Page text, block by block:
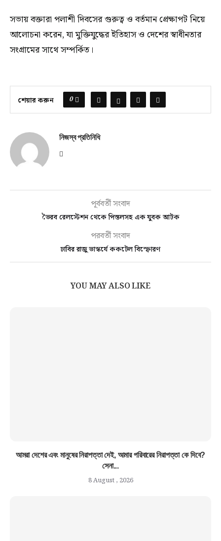
সভায় বক্তারা পলাশী দিবসের গুরুত্ব ও বর্তমান প্রেক্ষাপট নিয়ে
আলোচনা করেন, যা মুক্তিযুদ্ধের ইতিহাস ও দেশের স্বাধীনতার
সংগ্রামের সাথে সম্পর্কিত।
শেয়ার করুন 0
নিজস্ব প্রতিনিধি
পূর্ববর্তী সংবাদ
ভৈরব রেলস্টেশন থেকে পিস্তলসহ এক যুবক আটক
পরবর্তী সংবাদ
ঢাবির রাজু ভাস্কর্যে ককটেল বিস্ফোরণ
YOU MAY ALSO LIKE
আমরা দেশের এবং মানুষের নিরাপত্তা দেই, আমার পরিবারের নিরাপত্তা কে দিবে?
সেনা...
8 August , 2026